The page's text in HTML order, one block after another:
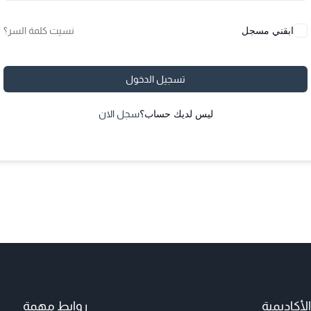
ابقني مسجل نسيت كلمة السر؟
تسجيل الدخول
ليس لديك حساب؟سجل الان
روابط مهمة